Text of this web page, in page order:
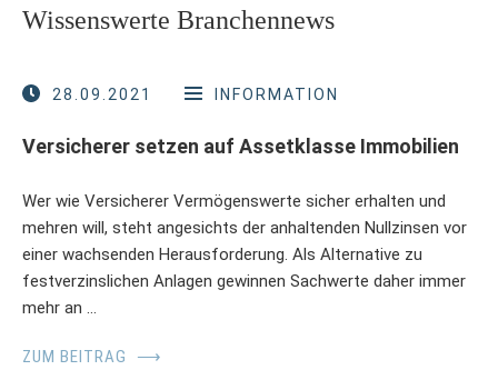
Wissenswerte Branchennews
28.09.2021 INFORMATION
Versicherer setzen auf Assetklasse Immobilien
Wer wie Versicherer Vermögenswerte sicher erhalten und
mehren will, steht angesichts der anhaltenden Nullzinsen vor
einer wachsenden Herausforderung. Als Alternative zu
festverzinslichen Anlagen gewinnen Sachwerte daher immer
mehr an …
ZUM BEITRAG ⟶